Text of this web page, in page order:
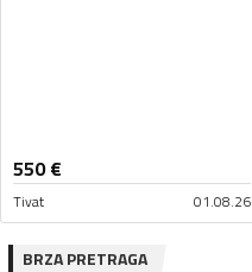
550€
Tivat 01.08.26
BRZA PRETRAGA